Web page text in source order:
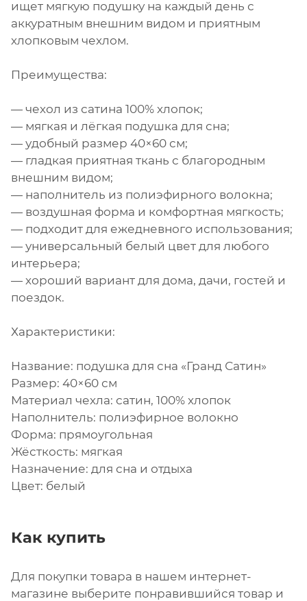
ищет мягкую подушку на каждый день с
аккуратным внешним видом и приятным
хлопковым чехлом.
Преимущества:
— чехол из сатина 100% хлопок;
— мягкая и лёгкая подушка для сна;
— удобный размер 40×60 см;
— гладкая приятная ткань с благородным
внешним видом;
— наполнитель из полиэфирного волокна;
— воздушная форма и комфортная мягкость;
— подходит для ежедневного использования;
— универсальный белый цвет для любого
интерьера;
— хороший вариант для дома, дачи, гостей и
поездок.
Характеристики:
Название: подушка для сна «Гранд Сатин»
Размер: 40×60 см
Материал чехла: сатин, 100% хлопок
Наполнитель: полиэфирное волокно
Форма: прямоугольная
Жёсткость: мягкая
Назначение: для сна и отдыха
Цвет: белый
Как купить
Для покупки товара в нашем интернет-
магазине выберите понравившийся товар и